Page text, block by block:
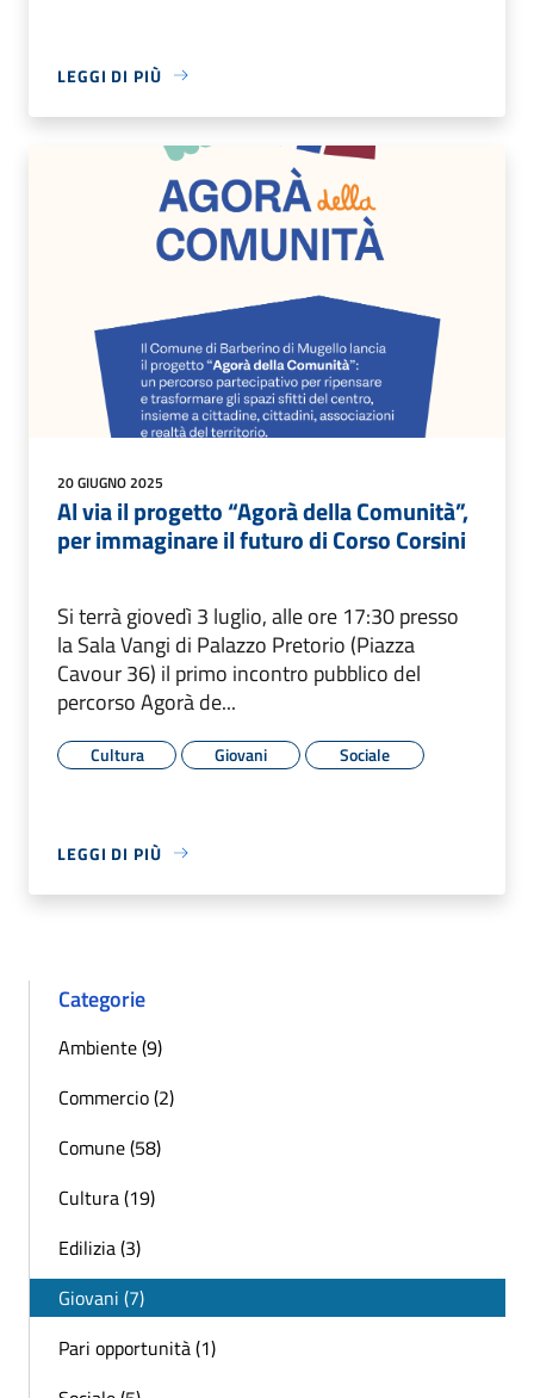
LEGGI DI PIÙ
20 GIUGNO 2025
Al via il progetto “Agorà della Comunità”,
per immaginare il futuro di Corso Corsini
Si terrà giovedì 3 luglio, alle ore 17:30 presso
la Sala Vangi di Palazzo Pretorio (Piazza
Cavour 36) il primo incontro pubblico del
percorso Agorà de...
Cultura Giovani Sociale
LEGGI DI PIÙ
Categorie
Ambiente (9)
Commercio (2)
Comune (58)
Cultura (19)
Edilizia (3)
Giovani (7)
Pari opportunità (1)